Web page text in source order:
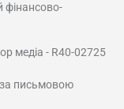
фінансово-
медіа - R40-02725
письмовою